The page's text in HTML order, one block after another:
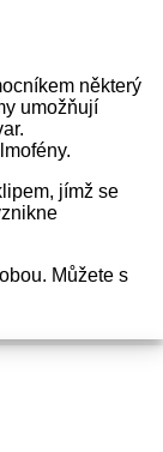
některý
umožňují
jímž se
Můžete s